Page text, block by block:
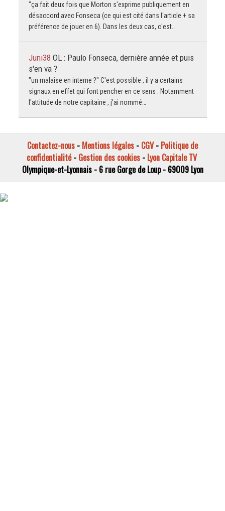
"ça fait deux fois que Morton s'exprime publiquement en
désaccord avec Fonseca (ce qui est cité dans l'article + sa
préférence de jouer en 6). Dans les deux cas, c'est…
Juni38 OL : Paulo Fonseca, dernière année et puis
s'en va ?
"un malaise en interne ?" C'est possible , il y a certains
signaux en effet qui font pencher en ce sens . Notamment
l'attitude de notre capitaine , j'ai nommé…
Contactez-nous - Mentions légales - CGV- Politique de
confidentialité- Gestion des cookies- Lyon Capitale TV
Olympique-et-Lyonnais - 6 rue Gorge de Loup - 69009 Lyon